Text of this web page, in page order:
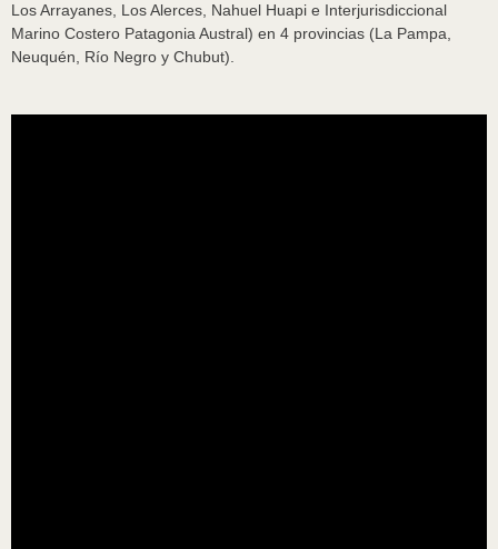
Los Arrayanes, Los Alerces, Nahuel Huapi e Interjurisdiccional
Marino Costero Patagonia Austral) en 4 provincias (La Pampa,
Neuquén, Río Negro y Chubut).